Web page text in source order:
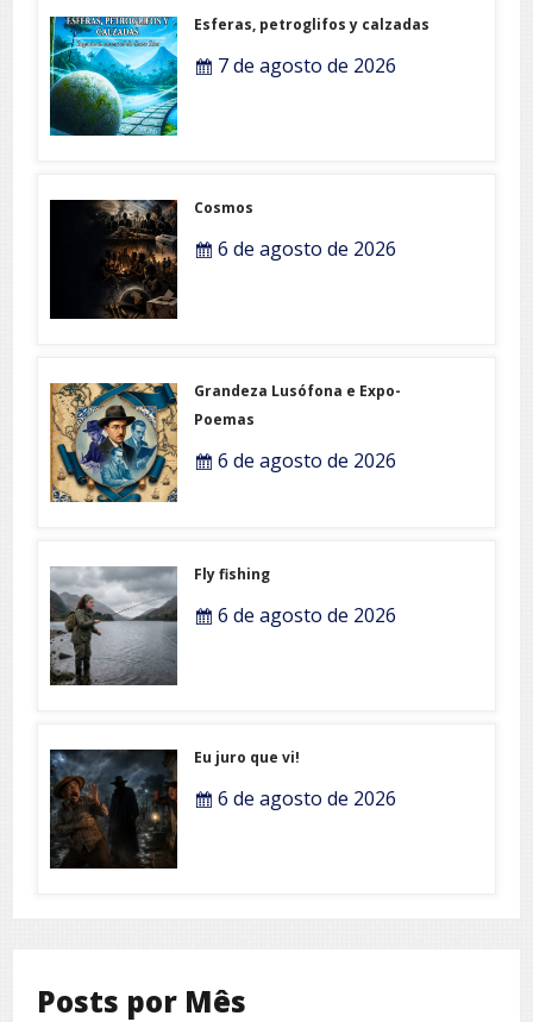
Esferas, petroglifos y calzadas
7 de agosto de 2026
Cosmos
6 de agosto de 2026
Grandeza Lusófona e Expo-
Poemas
6 de agosto de 2026
Fly fishing
6 de agosto de 2026
Eu juro que vi!
6 de agosto de 2026
Posts por Mês